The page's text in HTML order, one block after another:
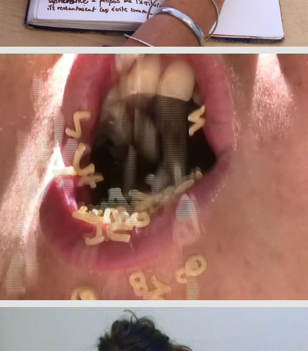
My Van Dam,Titre de l'oeuvre, 2017 +
Titre de l'oeuvre, 2017